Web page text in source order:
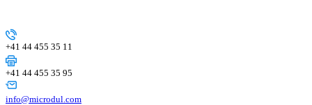
+41 44 455 35 11
+41 44 455 35 95
info@microdul.com